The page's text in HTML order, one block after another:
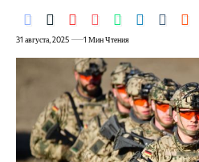
31 августа, 2025 1 Мин Чтения